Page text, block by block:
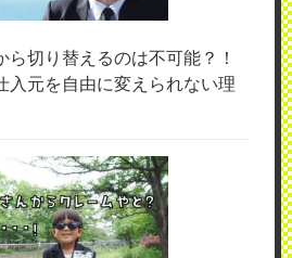
ら切り替えるのは不可能？！
入元を自由に変えられない理